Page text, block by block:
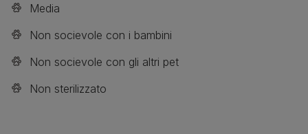
Media
Non socievole con i bambini
Non socievole con gli altri pet
Non sterilizzato